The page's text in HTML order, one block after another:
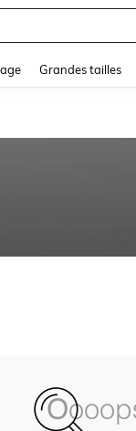
Grandes tailles